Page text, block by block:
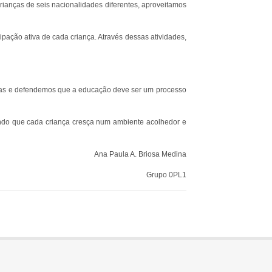
de seis nacionalidades diferentes, aproveitamos
ativa de cada criança. Através dessas atividades,
e defendemos que a educação deve ser um processo
que cada criança cresça num ambiente acolhedor e
Ana Paula A. Briosa Medina
Grupo 0PL1